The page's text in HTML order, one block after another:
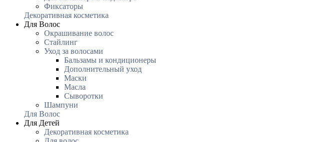
Фиксаторы
Декоративная косметика
Для Волос
Окрашивание волос
Стайлинг
Уход за волосами
Бальзамы и кондиционеры
Дополнительный уход
Маски
Масла
Сыворотки
Шампуни
Для Волос
Для Детей
Декоративная косметика